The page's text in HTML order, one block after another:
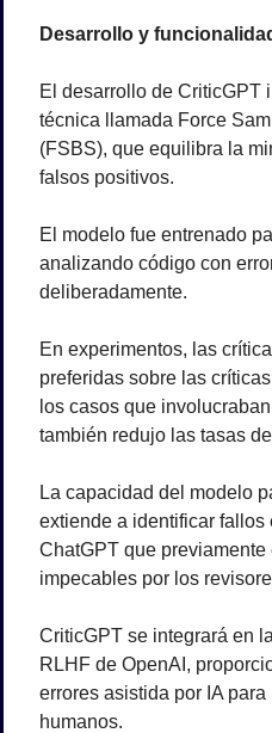
Desarrollo y
El desarrollo de CriticGPT
técnica llamada Force
(FSBS), que equilibra la
falsos positivos.
El modelo fue entrenado
analizando código con
deliberadamente.
En experimentos, las
preferidas sobre las
los casos que
también redujo las tasas
La capacidad del modelo
extiende a identificar fallos
ChatGPT que
impecables por los
CriticGPT se integrará en
RLHF de OpenAI,
errores asistida por IA
humanos.